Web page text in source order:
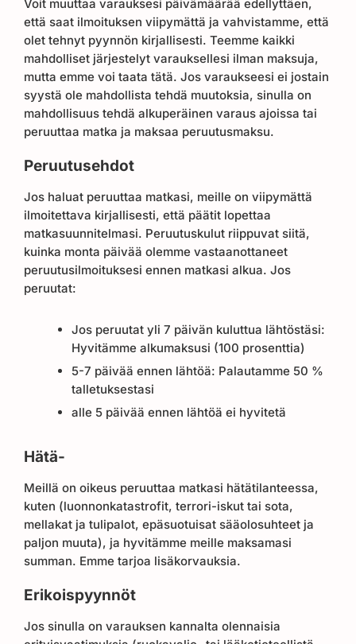
Voit muuttaa varauksesi päivämäärää edellyttäen,
että saat ilmoituksen viipymättä ja vahvistamme, että
olet tehnyt pyynnön kirjallisesti. Teemme kaikki
mahdolliset järjestelyt varauksellesi ilman maksuja,
mutta emme voi taata tätä. Jos varaukseesi ei jostain
syystä ole mahdollista tehdä muutoksia, sinulla on
mahdollisuus tehdä alkuperäinen varaus ajoissa tai
peruuttaa matka ja maksaa peruutusmaksu.
Peruutusehdot
Jos haluat peruuttaa matkasi, meille on viipymättä
ilmoitettava kirjallisesti, että päätit lopettaa
matkasuunnitelmasi. Peruutuskulut riippuvat siitä,
kuinka monta päivää olemme vastaanottaneet
peruutusilmoituksesi ennen matkasi alkua. Jos
peruutat:
Jos peruutat yli 7 päivän kuluttua lähtöstäsi:
Hyvitämme alkumaksusi (100 prosenttia)
5-7 päivää ennen lähtöä: Palautamme 50 %
talletuksestasi
alle 5 päivää ennen lähtöä ei hyvitetä
Hätä-
Meillä on oikeus peruuttaa matkasi hätätilanteessa,
kuten (luonnonkatastrofit, terrori-iskut tai sota,
mellakat ja tulipalot, epäsuotuisat sääolosuhteet ja
paljon muuta), ja hyvitämme meille maksamasi
summan. Emme tarjoa lisäkorvauksia.
Erikoispyynnöt
Jos sinulla on varauksen kannalta olennaisia ​​